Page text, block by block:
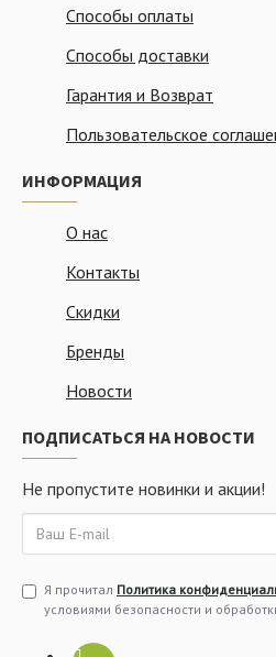
Способы оплаты
Способы доставки
Гарантия и Возврат
Пользовательское
ИНФОРМАЦИЯ
О нас
Контакты
Скидки
Бренды
Новости
ПОДПИСАТЬСЯ НА НОВОСТИ
Не пропустите новинки и акции!
Я прочитал Политика
условиями безопасности и